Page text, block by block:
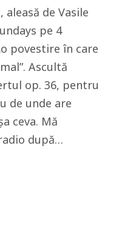
aleasă de Vasile
pe 4
povestire în care
Ascultă
op. 36, pentru
de unde are
ceva. Mă
după…